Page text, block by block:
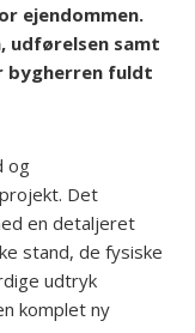
ejendommen.
udførelsen samt
bygherren fuldt
og
Det
en detaljeret
stand, de fysiske
udtryk
komplet ny